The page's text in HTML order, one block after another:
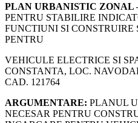
PLAN URBANISTIC ZONAL
PENTRU STABILIRE
FUNCTIUNI SI CONSTRUIRE
PENTRU
VEHICULE ELECTRICE SI
CONSTANTA, LOC.
CAD. 121764
ARGUMENTARE: PLANUL
NECESAR PENTRU